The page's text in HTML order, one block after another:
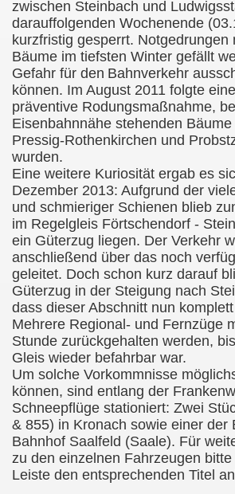
zwischen Steinbach und
darauffolgenden Wochenende
kurzfristig gesperrt. Notgedrungen
Bäume im tiefsten Winter gefällt
Gefahr für den Bahnverkehr
können. Im August 2011 folgte
präventive Rodungsmaßnahme,
Eisenbahnnähe stehenden
Pressig-Rothenkirchen und
wurden.
Eine weitere Kuriosität ergab es
Dezember 2013: Aufgrund der
und schmieriger Schienen blieb
im Regelgleis Förtschendorf -
ein Güterzug liegen. Der Verkehr
anschließend über das noch
geleitet. Doch schon kurz darauf
Güterzug in der Steigung nach
dass dieser Abschnitt nun
Mehrere Regional- und Fernzüge
Stunde zurückgehalten werden,
Gleis wieder befahrbar war.
Um solche Vorkommnisse
können, sind entlang der
Schneepflüge stationiert: Zwei
& 855) in Kronach sowie einer der
Bahnhof Saalfeld (Saale). Für
zu den einzelnen Fahrzeugen
Leiste den entsprechenden Titel